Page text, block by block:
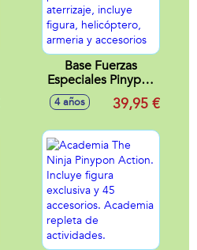
Base Fuerzas
Especiales Pinypon
Action con
plataforma de
figura, helicóptero,
armeria y
accesorios
4 años 39,95 €